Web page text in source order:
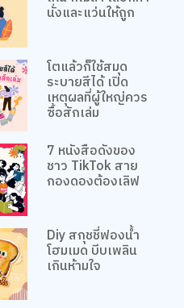
นั่งและแว่นให้ถูก
โตแล้วก็ใช้สมุด
ระบายสีได้ เปิด
เหตุผลที่ผู้ใหญ่ควร
ซื้อสักเล่ม
7 หนังสือดังของ
ชาว TikTok สาย
กองดองต้องเลิฟ
Diy สกุชชี่ฟองน้ำ
โฮมเมด บีบเพลิน
เกินห้ามใจ